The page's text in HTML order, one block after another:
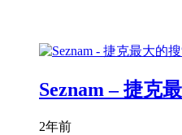
Seznam – 捷克
2年前